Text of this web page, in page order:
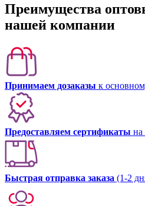
Преимущества
нашей компании
Принимаем дозаказы к
Предоставляем сертификаты
Быстрая отправка заказа (1-2